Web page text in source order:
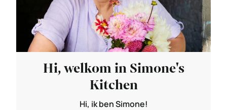
Hi, welkom in Simone's
Kitchen
Hi, ik ben Simone!